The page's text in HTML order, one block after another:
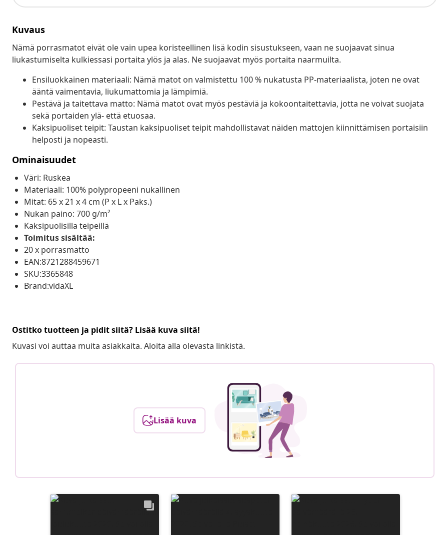
Kuvaus
Nämä porrasmatot eivät ole vain upea koristeellinen lisä kodin sisustukseen, vaan ne suojaavat sinua
liukastumiselta kulkiessasi portaita ylös ja alas. Ne suojaavat myös portaita naarmuilta.
Ensiluokkainen materiaali: Nämä matot on valmistettu 100 % nukatusta PP-materiaalista, joten ne ovat
ääntä vaimentavia, liukumattomia ja lämpimiä.
Pestävä ja taitettava matto: Nämä matot ovat myös pestäviä ja kokoontaitettavia, jotta ne voivat suojata
sekä portaiden ylä- että etuosaa.
Kaksipuoliset teipit: Taustan kaksipuoliset teipit mahdollistavat näiden mattojen kiinnittämisen portaisiin
helposti ja nopeasti.
Ominaisuudet
Väri: Ruskea
Materiaali: 100% polypropeeni nukallinen
Mitat: 65 x 21 x 4 cm (P x L x Paks.)
Nukan paino: 700 g/m²
Kaksipuolisilla teipeillä
Toimitus sisältää:
20 x porrasmatto
EAN:8721288459671
SKU:3365848
Brand:vidaXL
Ostitko tuotteen ja pidit siitä? Lisää kuva siitä!
Kuvasi voi auttaa muita asiakkaita. Aloita alla olevasta linkistä.
Lisää kuva